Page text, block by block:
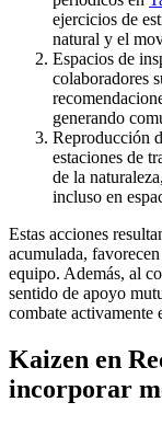
ejercicios de
natural y el
Espacios de
colaboradores
generando
Reproducción
estaciones de
de la
incluso en
Estas acciones
acumulada,
equipo. Además, al
sentido de apoyo
combate activamente
Kaizen en
incorporar